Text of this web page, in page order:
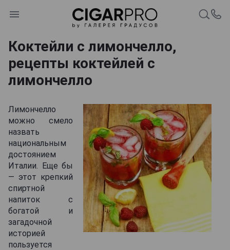
Коктейли с лимончелло,
рецепты коктейлей с
лимончелло
Лимончелло
можно смело
назвать
национальным
достоянием
Италии. Еще бы
— этот крепкий
спиртной
напиток с
богатой и
загадочной
историей
пользуется